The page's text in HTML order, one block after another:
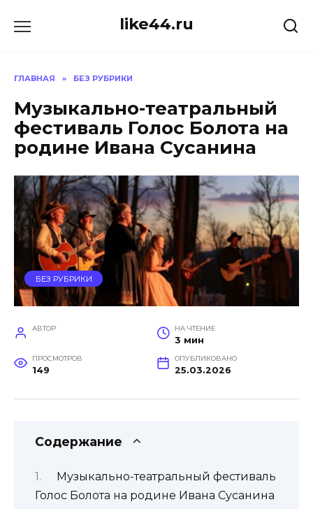
like44.ru
ГЛАВНАЯ » БЕЗ РУБРИКИ
Музыкально-театральный
фестиваль Голос Болота на
родине Ивана Сусанина
БЕЗ РУБРИКИ
АВТОР НА ЧТЕНИЕ
3 мин
ПРОСМОТРОВ
149
ОПУБЛИКОВАНО
25.03.2026
Содержание
Музыкально-театральный фестиваль
Голос Болота на родине Ивана Сусанина